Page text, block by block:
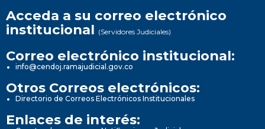
Acceda a su correo electrónico
institucional (Servidores Judiciales)
Correo electrónico institucional:
info@cendoj.ramajudicial.gov.co
Otros Correos electrónicos:
Directorio de Correos Electrónicos Institucionales
Enlaces de interés: